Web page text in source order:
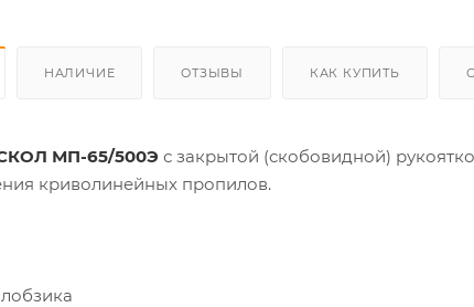
НАЛИЧИЕ ОТЗЫВЫ КАК КУПИТЬ
МП-65/500Э с закрытой (скобовидной)
криволинейных пропилов.